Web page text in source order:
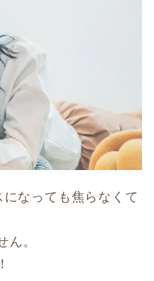
なっても焦らなくて
ん。